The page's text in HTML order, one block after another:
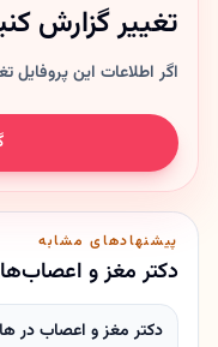
تغییر گزارش
اگر اطلاعات این پروفایل
پیشنهادهای مشابه
دکتر مغز و
دکتر مغز و اعصاب در